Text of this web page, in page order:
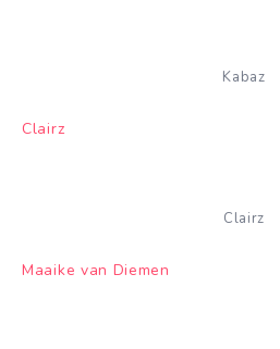
Kabaz
Clairz
Clairz
Maaike van Diemen